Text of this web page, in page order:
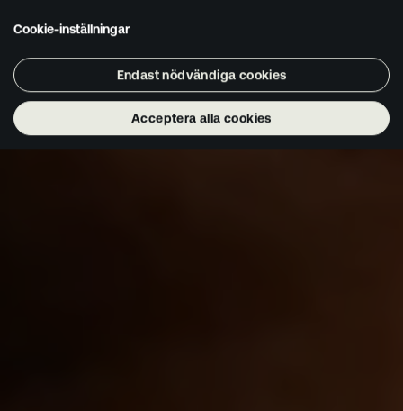
Cookie-inställningar
Endast nödvändiga cookies
Acceptera alla cookies